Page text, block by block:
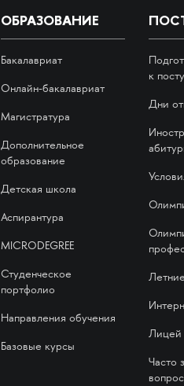
ОБРАЗОВАНИЕ
Бакалавриат
Онлайн-бакалавриат
Магистратура
Дополнительное
образование
Детская школа
Аспирантура
MICRODEGREE
Студенческое
портфолио
Направления обучения
Базовые курсы
к
Дни
Часто